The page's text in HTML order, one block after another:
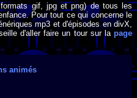
gif, jpg et png) de tous les
Pour tout ce qui concerne le
mp3 et d'épisodes en divX,
d'aller faire un tour sur la page
animés